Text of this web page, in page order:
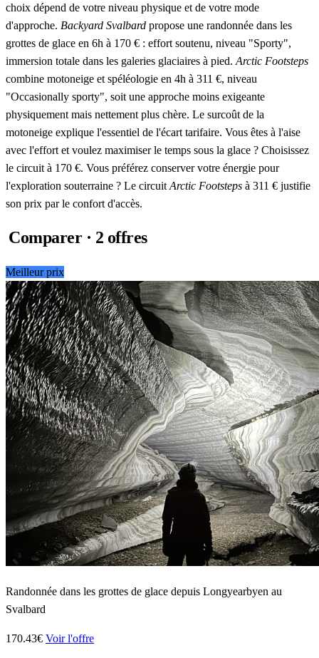
choix dépend de votre niveau physique et de votre mode
d'approche. Backyard Svalbard propose une randonnée dans les
grottes de glace en 6h à 170 € : effort soutenu, niveau "Sporty",
immersion totale dans les galeries glaciaires à pied. Arctic Footsteps
combine motoneige et spéléologie en 4h à 311 €, niveau
"Occasionally sporty", soit une approche moins exigeante
physiquement mais nettement plus chère. Le surcoût de la
motoneige explique l'essentiel de l'écart tarifaire. Vous êtes à l'aise
avec l'effort et voulez maximiser le temps sous la glace ? Choisissez
le circuit à 170 €. Vous préférez conserver votre énergie pour
l'exploration souterraine ? Le circuit Arctic Footsteps à 311 € justifie
son prix par le confort d'accès.
Comparer · 2 offres
Meilleur prix
Randonnée dans les grottes de glace depuis Longyearbyen au
Svalbard
170.43€ Voir l'offre